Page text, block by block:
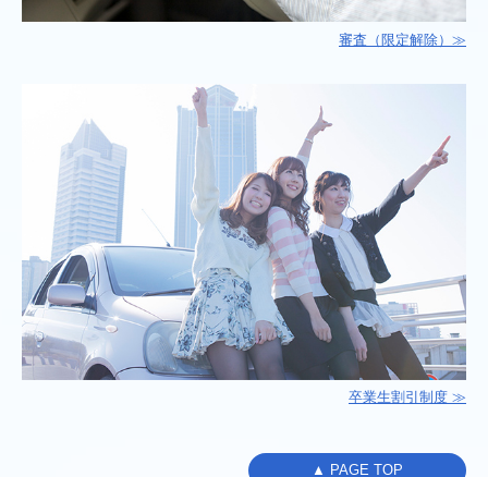
審査（限定解除）≫
卒業生割引制度 ≫
▲ PAGE TOP